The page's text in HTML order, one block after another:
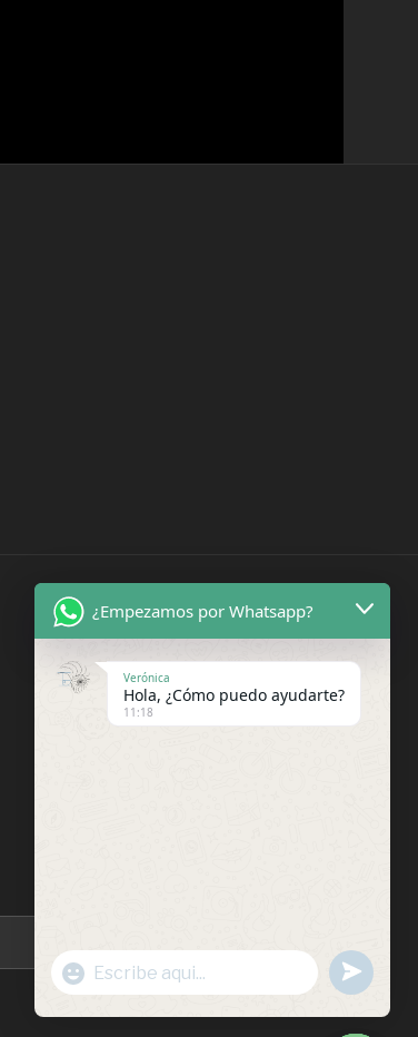
¿Empezamos por Whatsapp?
Verónica
Hola, ¿Cómo puedo ayudarte?
11:18
"+chaty_settings.lang.emoji_picker+"
WhatsApp
Message